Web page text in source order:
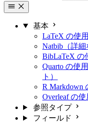
基本
LaTeX の使
Natbib（詳細
BibLaTeX の
Quarto の使
ト）
R Markdown
Overleaf の
参照タイプ
フィールド